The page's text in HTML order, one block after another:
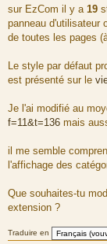
a
g
e
sur EzCom il y a 19
panneau d'utilisateur
de toutes les pages
Le style par défaut
est présenté sur le
Je l'ai modifié au
f=11&t=136 mais
il me semble
l'affichage des
Que souhaites-tu
extension ?
Traduire en